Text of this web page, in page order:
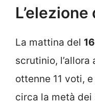
La mattina del
scrutinio,
ottenne 11 voti,
circa la metà